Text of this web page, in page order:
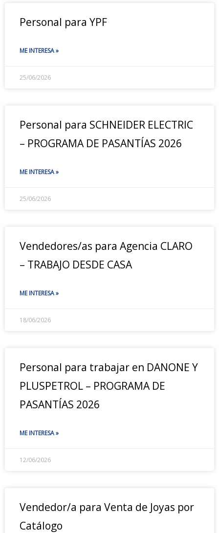
Personal para YPF
ME INTERESA »
25/06/2026
Personal para SCHNEIDER ELECTRIC
– PROGRAMA DE PASANTÍAS 2026
ME INTERESA »
25/06/2026
Vendedores/as para Agencia CLARO
– TRABAJO DESDE CASA
ME INTERESA »
18/06/2026
Personal para trabajar en DANONE Y
PLUSPETROL – PROGRAMA DE
PASANTÍAS 2026
ME INTERESA »
12/06/2026
Vendedor/a para Venta de Joyas por
Catálogo